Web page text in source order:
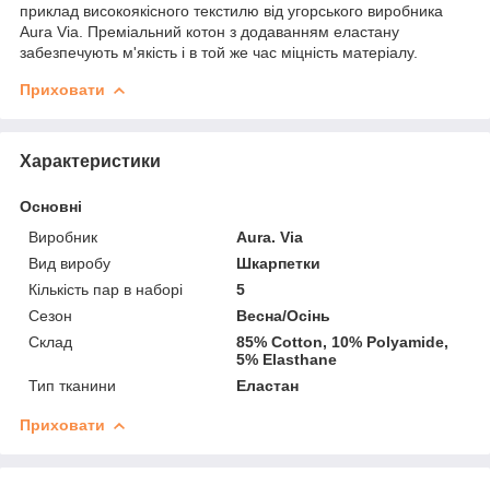
приклад високоякісного текстилю від угорського виробника
Aura Via. Преміальний котон з додаванням еластану
забезпечують м'якість і в той же час міцність матеріалу.
Приховати
Характеристики
Основні
Виробник
Aura. Via
Вид виробу
Шкарпетки
Кількість пар в наборі
5
Сезон
Весна/Осінь
Склад
85% Cotton, 10% Polyamide,
5% Elasthane
Тип тканини
Еластан
Приховати